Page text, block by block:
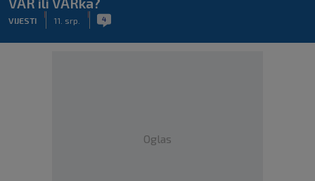
VIJESTI 11. srp. 4
Oglas